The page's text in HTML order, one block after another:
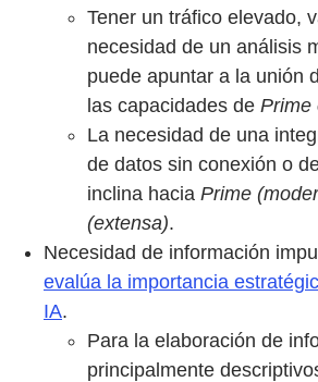
Tener un tráfico elevado,
necesidad de un análisis
puede apuntar a la unión
las capacidades de Prime
La necesidad de una
de datos sin conexión o
inclina hacia Prime
(extensa).
Necesidad de información
evalúa la importancia
IA.
Para la elaboración de
principalmente